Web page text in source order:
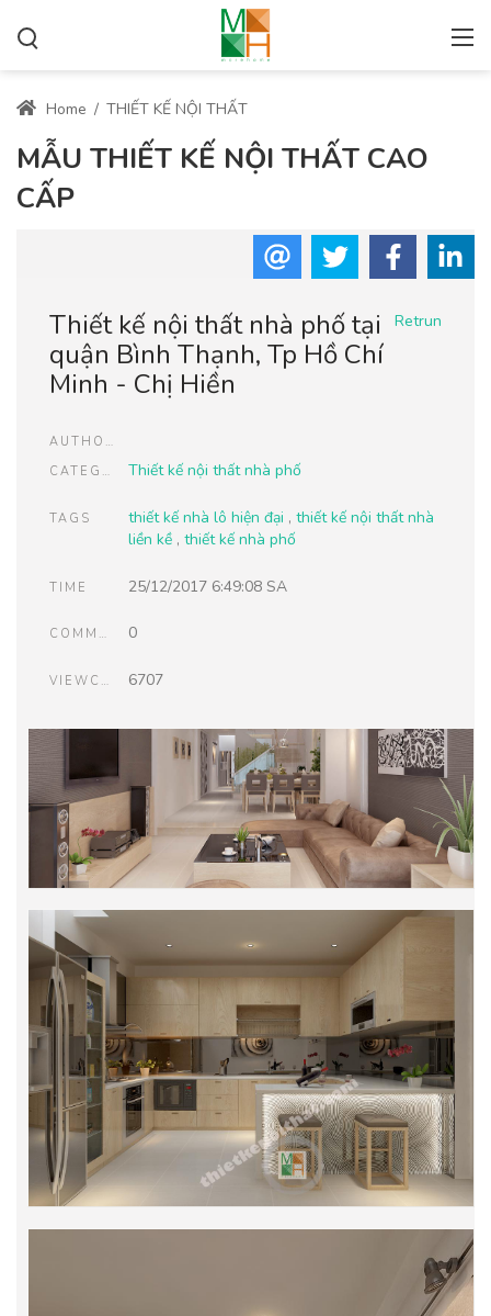
Home / THIẾT KẾ NỘI THẤT
MẪU THIẾT KẾ NỘI THẤT CAO
CẤP
Retrun
Thiết kế nội thất nhà phố tại
quận Bình Thạnh, Tp Hồ Chí
Minh - Chị Hiền
AUTHOR
CATEGORIES
Thiết kế nội thất nhà phố
TAGS thiết kế nhà lô hiện đại , thiết kế nội thất nhà
liền kề, thiết kế nhà phố
TIME 25/12/2017 6:49:08 SA
COMMENTS 0
VIEWCOUNT 6707